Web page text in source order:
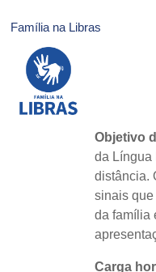
Família na Libras
Objetivo
da Língua
distância.
sinais que
da família
Carga